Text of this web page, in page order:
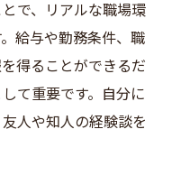
で、リアルな職場環
給与や勤務条件、職
得ることができるだ
て重要です。自分に
人や知人の経験談を